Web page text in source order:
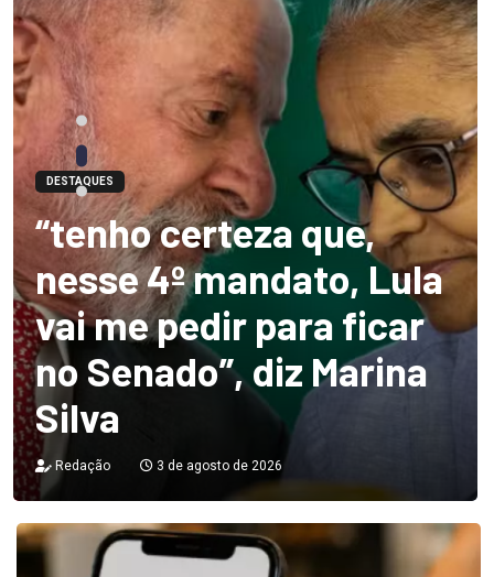
DESTAQUES
“tenho certeza que,
nesse 4º mandato, Lula
vai me pedir para ficar
no Senado”, diz Marina
Silva
Redação 3 de agosto de 2026